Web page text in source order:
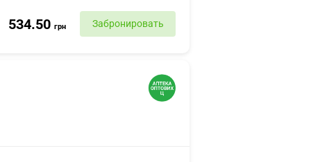
534.50 грн Забронировать